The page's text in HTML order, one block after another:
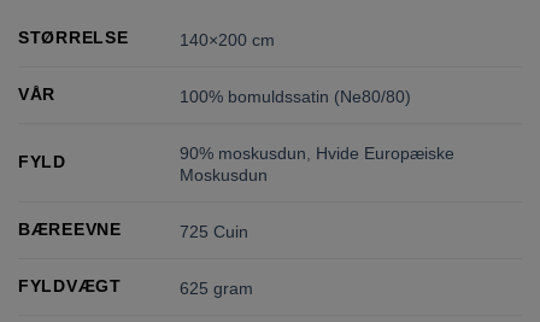
STØRRELSE 140×200 cm
VÅR 100% bomuldssatin (Ne80/80)
FYLD 90% moskusdun
Hvide Europæiske
Moskusdun
BÆREEVNE 725 Cuin
FYLDVÆGT 625 gram